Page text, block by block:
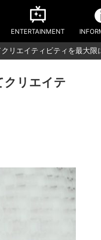
ENTERTAINMENT
リエイティビティを最大限
リエイテ